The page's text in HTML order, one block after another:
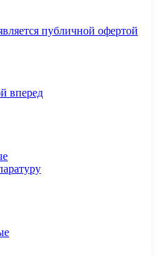
публичной офертой
вперед